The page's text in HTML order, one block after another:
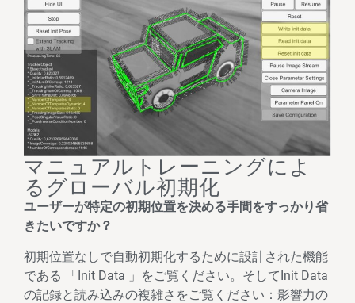
マニュアルトレーニングによ
るグローバル初期化
ユーザーが特定の初期位置を決める手間をすっかり省
きたいですか？
初期位置なしで自動初期化するために設計された機能
である 「Init Data 」をご覧ください。そしてInit Data
の記録と読み込みの複雑さをご覧ください：影響力の